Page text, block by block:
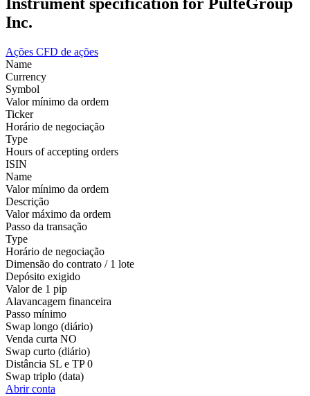
Instrument specification for PulteGroup
Inc.
Ações CFD de ações
Name
Currency
Symbol
Valor mínimo da ordem
Ticker
Horário de negociação
Type
Hours of accepting orders
ISIN
Name
Valor mínimo da ordem
Descrição
Valor máximo da ordem
Passo da transação
Type
Horário de negociação
Dimensão do contrato / 1 lote
Depósito exigido
Valor de 1 pip
Alavancagem financeira
Passo mínimo
Swap longo (diário)
Venda curta NO
Swap curto (diário)
Distância SL e TP 0
Swap triplo (data)
Abrir conta